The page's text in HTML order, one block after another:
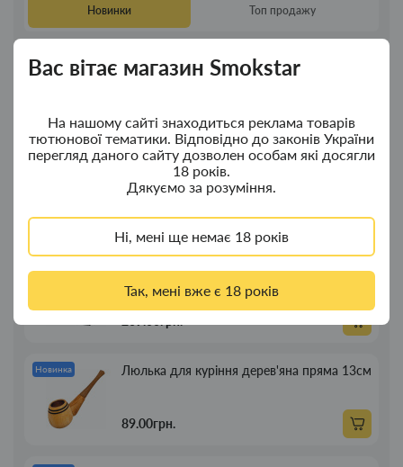
Вас вітає магазин Smokstar
На нашому сайті знаходиться реклама товарів
тютюнової тематики. Відповідно до законів України
перегляд даного сайту дозволен особам які досягли
18 років.
Дякуємо за розуміння.
Ні, мені ще немає 18 років
Так, мені вже є 18 років
kurinnya-
dzvinochok-
Новинки Топ продажу
Новинка
Ковпак для водного "Граната Ф1" - ковпак
380.00грн.
Новинка
Ковпак для водного "Граната Ф1" - ковпак
композит
350.00грн.
Портсигар для сигарет Focus із USB
запальничкою на 20 сиг
Новинка Люлька для куріння дерев'яна пряма 13см
89.00грн.